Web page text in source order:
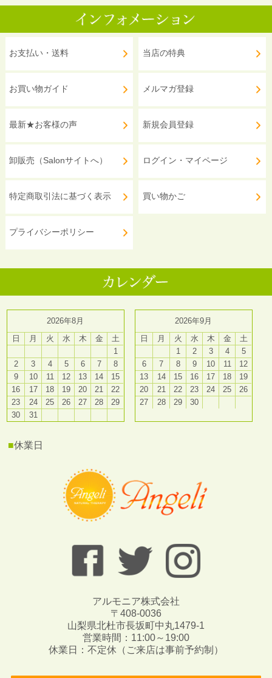
お支払い・送料
お買い物ガイド
最新★お客様の声
卸販売（Salonサイトへ）
特定商取引法に基づく表示
プライバシーポリシー
当店の特典
メルマガ登録
新規会員登録
ログイン・マイページ
買い物かご
2026年8月
日
月 火 水 木 金
土
1
2
3 4 5 6 7
8
9
10 11 12 13 14
15
16
17 18 19 20 21
22
23
24 25 26 27 28
29
30
31
2026年9月
日
月 火 水 木 金
土
1
2 3 4
5
6
7 8 9 10 11
12
13
14 15 16 17 18
19
20
21 22 23 24 25
26
27
28 29 30
■休業日
アルモニア株式会社
〒408-0036
山梨県北杜市長坂町中丸1479-1
営業時間：11:00～19:00
休業日：不定休（ご来店は事前予約制）